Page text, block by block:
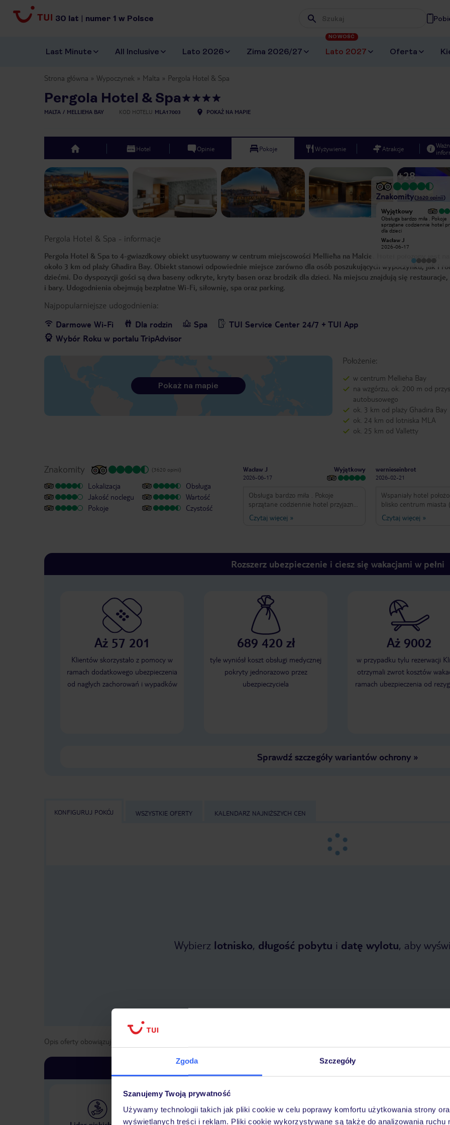
Zgoda Szczegóły
Szanujemy Twoją prywatność
Używamy technologii takich jak pliki cookie w celu poprawy komfortu użytkowania strony
wyświetlanych treści i reklam. Pliki cookie wykorzystywane są także do analizowania ruchu
30 lat | numer 1 w Polsce Wpisz frazę, której szukasz
Last Minute All Inclusive Lato 2026 Zima 2026/27 Lato 2027
NOWOŚĆ
Oferta
Strona główna Wypoczynek Malta Pergola Hotel & Spa
Pergola Hotel & Spa
MALTA MELLIEHA BAY KOD HOTELU MLA17003 POKAŻ NA MAPIE
top Hotel Opinie Pokoje Wyżywienie Atrakcje
Previous slide +28
Znakomity(3620 opinii)
Wyjątkowy
Bardzo ładny hotel. Mieliśmy pokój z
jacuzzi. Klimatyczne kawiarnia wykuta
w skale. Ponieważ mieliśmy
samochód, wykupiliśmy miejsce na
hotelowym parkingu - rada: parking
jest bardzo mały, dlatego w sezonie
wcześniejszą rezerwację.
Wyjątkowy
Obsługa bardzo miła . Pokoje
sprzątane codziennie hotel
dla dzieci
Wacław J
2026-06-17
Pergola Hotel & Spa - informacje
Pergola Hotel & Spa to 4-gwiazdkowy obiekt usytuowany w centrum miejscowości Mellieħa na Malcie. Hotel położony jest
około 3 km od plaży Għadira Bay. Obiekt stanowi odpowiednie miejsce zarówno dla osób poszukujących wypoczynku, jak i
dziećmi. Do dyspozycji gości są dwa baseny odkryte, kryty basen oraz brodzik dla dzieci. Na miejscu znajdują się
i bary. Udogodnienia obejmują bezpłatne Wi-Fi, siłownię, spa oraz parking.
Najpopularniejsze udogodnienia:
Darmowe Wi-Fi
Dla rodzin Spa
TUI Service Center 24/7 + TUI App
Wybór Roku w portalu TripAdvisor
Położenie:
w centrum Mellieha Bay
na wzgórzu, ok. 200 m od
autobusowego
ok. 3 km od plaży Ghadira Bay
ok. 24 km od lotniska MLA
ok. 25 km od Valletty
Pokaż na mapie
Znakomity (3620 opinii)
Lokalizacja
Jakość noclegu
Pokoje
Obsługa
Wartość
Czystość
Wacław J
2026-06-17
Wyjątkowy
Obsługa bardzo miła . Pokoje
sprzątane codziennie hotel przyjazny
dla dzieci
Czytaj więcej »
wernieseinbrot
2026-02-21
Wspaniały hotel
blisko centrum miasta
przystanków
jednocześnie bardzo
do nietypowego układu,
wind, którymi jeździ
(choćby dlatego, że
jak i cieplejsze (są dwa
odkryte, w tym jeden z
widokiem na miasto i
Czytaj więcej »
Rozszerz ubezpieczenie i ciesz się wakacjami w pełni
Aż 57 201
Klientów skorzystało z pomocy w
ramach dodatkowego ubezpieczenia
od nagłych zachorowań i wypadków
689 420 zł
tyle wyniósł koszt obsługi medycznej
pokryty jednorazowo przez
ubezpieczyciela
Aż 9002
w przypadku tylu rezerwacji
otrzymali zwrot kosztów
ramach ubezpieczenia od
Sprawdź szczegóły wariantów ochrony»
KONFIGURUJ POKÓJ WSZYSTKIE OFERTY KALENDARZ NAJNIŻSZYCH CEN
Wybierz lotnisko, długość pobytu i datę wylotu, aby
Opis oferty obowiązuje dla wyjazdów w terminie
Dlaczego warto wybrać TUI?
Największe biuro podróży
Tylko u nas opieka na